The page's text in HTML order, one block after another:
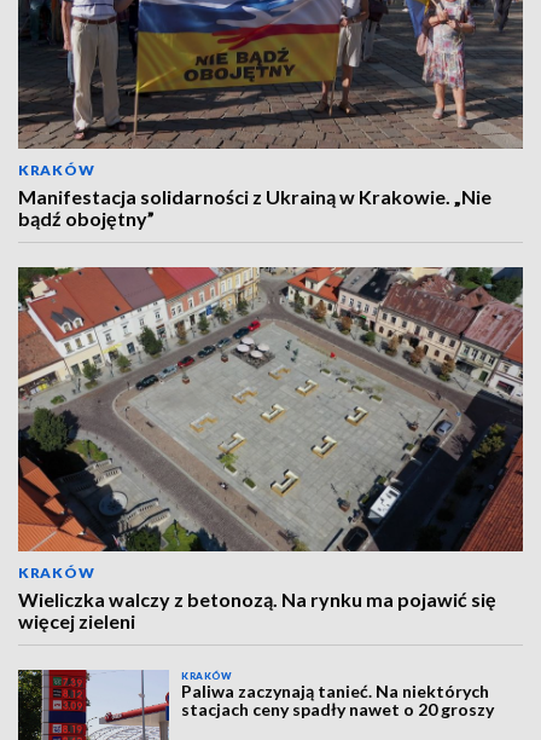
KRAKÓW
Manifestacja solidarności z Ukrainą w Krakowie. „Nie
bądź obojętny”
KRAKÓW
Wieliczka walczy z betonozą. Na rynku ma pojawić się
więcej zieleni
KRAKÓW
Paliwa zaczynają tanieć. Na niektórych
stacjach ceny spadły nawet o 20 groszy